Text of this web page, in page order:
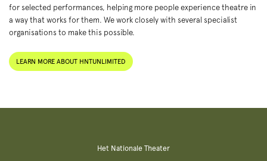
for selected performances, helping more people experience theatre in
a way that works for them. We work closely with several specialist
organisations to make this possible.
LEARN MORE ABOUT HNTUNLIMITED
Het Nationale Theater